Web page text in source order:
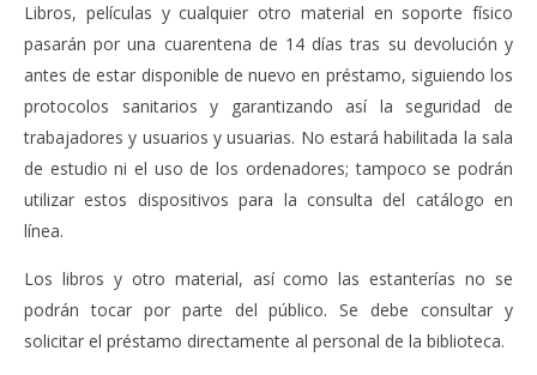
Libros, películas y cualquier otro material en soporte físico
pasarán por una cuarentena de 14 días tras su devolución y
antes de estar disponible de nuevo en préstamo, siguiendo los
protocolos sanitarios y garantizando así la seguridad de
trabajadores y usuarios y usuarias. No estará habilitada la sala
de estudio ni el uso de los ordenadores; tampoco se podrán
utilizar estos dispositivos para la consulta del catálogo en
línea.
Los libros y otro material, así como las estanterías no se
podrán tocar por parte del público. Se debe consultar y
solicitar el préstamo directamente al personal de la biblioteca.